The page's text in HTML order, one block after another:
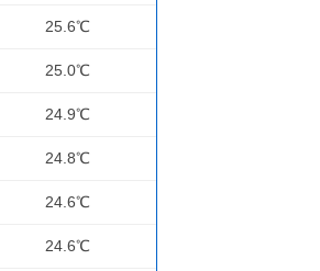
25.6℃
25.0℃
24.9℃
24.8℃
24.6℃
24.6℃